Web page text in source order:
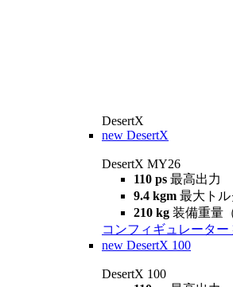
DesertX
new DesertX
DesertX MY26
110 ps 最高出力
9.4 kgm 最大トル
210 kg 装備重量
コンフィギュレーター
new DesertX 100
DesertX 100